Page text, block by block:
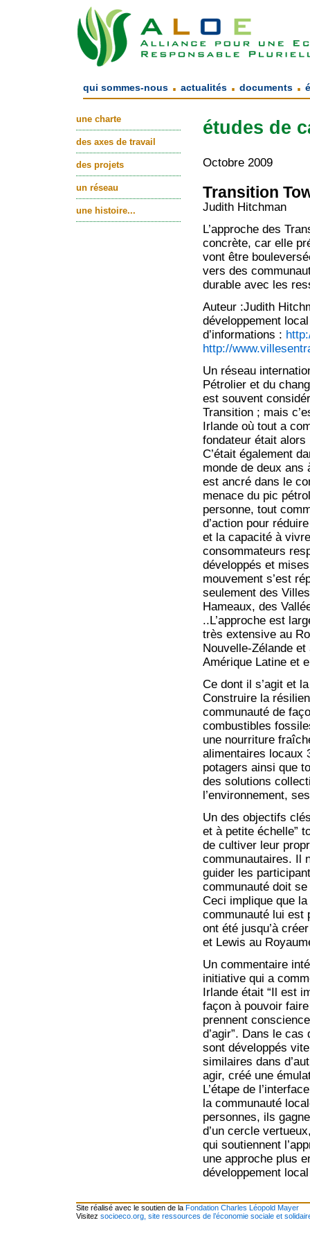
qui sommes-nous . actualités . documents .
une charte
des axes de travail
des projets
un réseau
une histoire...
études de
Octobre 2009
Transition
Judith Hitchman
L’approche des
concrète, car elle
vont être
vers des
durable avec les
Auteur :Judith
développement
d’informations :
http://
Un réseau
Pétrolier et du
est souvent
Transition ; mais
Irlande où tout a
fondateur était alors
C’était également
monde de deux ans
est ancré dans le
menace du pic
personne, tout
d’action pour
et la capacité à
consommateurs
développés et
mouvement s’est
seulement des
Hameaux, des
..L’approche est
très extensive au
Nouvelle-Zélande
Amérique Latine et
Ce dont il s’agit et
Construire la
communauté de
combustibles
une nourriture
alimentaires locaux
potagers ainsi que
des solutions
l’environnement,
Un des objectifs
et à petite échelle”
de cultiver leur
communautaires. Il
guider les
communauté doit
Ceci implique que
communauté lui est
ont été jusqu’à
et Lewis au
Un commentaire
initiative qui a
Irlande était “Il est
façon à pouvoir
prennent
d’agir”. Dans le cas
sont développés
similaires dans
agir, créé une
L’étape de
la communauté
personnes, ils
d’un cercle
qui soutiennent
une approche plus
développement
Site réalisé avec le soutien de la Fondation Charles Léopold Mayer
Visitez socioeco.org, site ressources de l’économie sociale et